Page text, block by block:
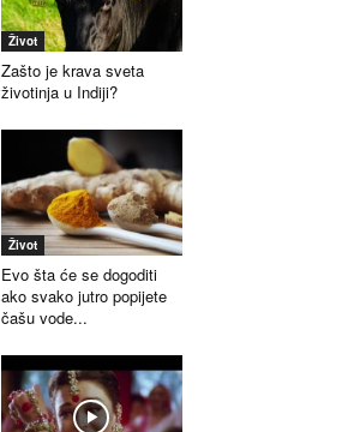
Život
Zašto je krava sveta
životinja u Indiji?
Život
Evo šta će se dogoditi
ako svako jutro popijete
čašu vode...